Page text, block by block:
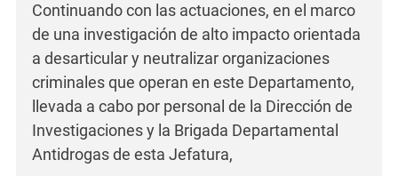
Continuando con las actuaciones, en el marco
de una investigación de alto impacto orientada
a desarticular y neutralizar organizaciones
criminales que operan en este Departamento,
llevada a cabo por personal de la Dirección de
Investigaciones y la Brigada Departamental
Antidrogas de esta Jefatura,